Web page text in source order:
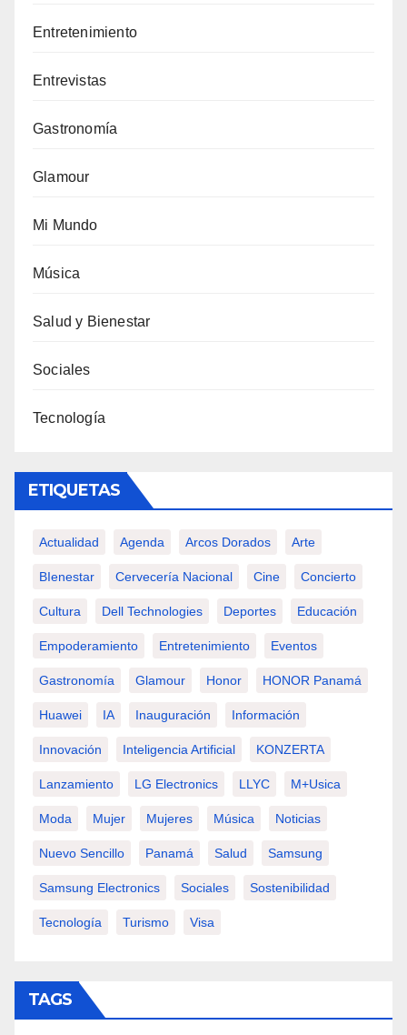
Entretenimiento
Entrevistas
Gastronomía
Glamour
Mi Mundo
Música
Salud y Bienestar
Sociales
Tecnología
ETIQUETAS
Actualidad Agenda Arcos Dorados Arte
BIenestar Cervecería Nacional Cine Concierto
Cultura Dell Technologies Deportes Educación
Empoderamiento Entretenimiento Eventos
Gastronomía Glamour Honor HONOR Panamá
Huawei IA Inauguración Información
Innovación Inteligencia Artificial KONZERTA
Lanzamiento LG Electronics LLYC M+usica
Moda Mujer Mujeres Música Noticias
Nuevo Sencillo Panamá Salud Samsung
Samsung Electronics Sociales Sostenibilidad
Tecnología Turismo Visa
TAGS